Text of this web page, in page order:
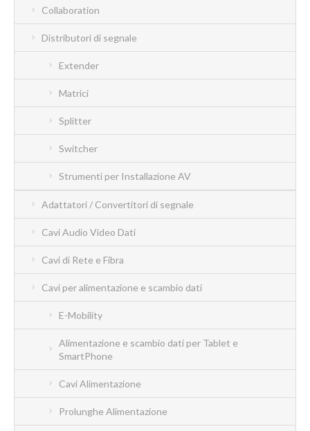
Collaboration
Distributori di segnale
Extender
Matrici
Splitter
Switcher
Strumenti per Installazione AV
Adattatori / Convertitori di segnale
Cavi Audio Video Dati
Cavi di Rete e Fibra
Cavi per alimentazione e scambio dati
E-Mobility
Alimentazione e scambio dati per Tablet e
SmartPhone
Cavi Alimentazione
Prolunghe Alimentazione